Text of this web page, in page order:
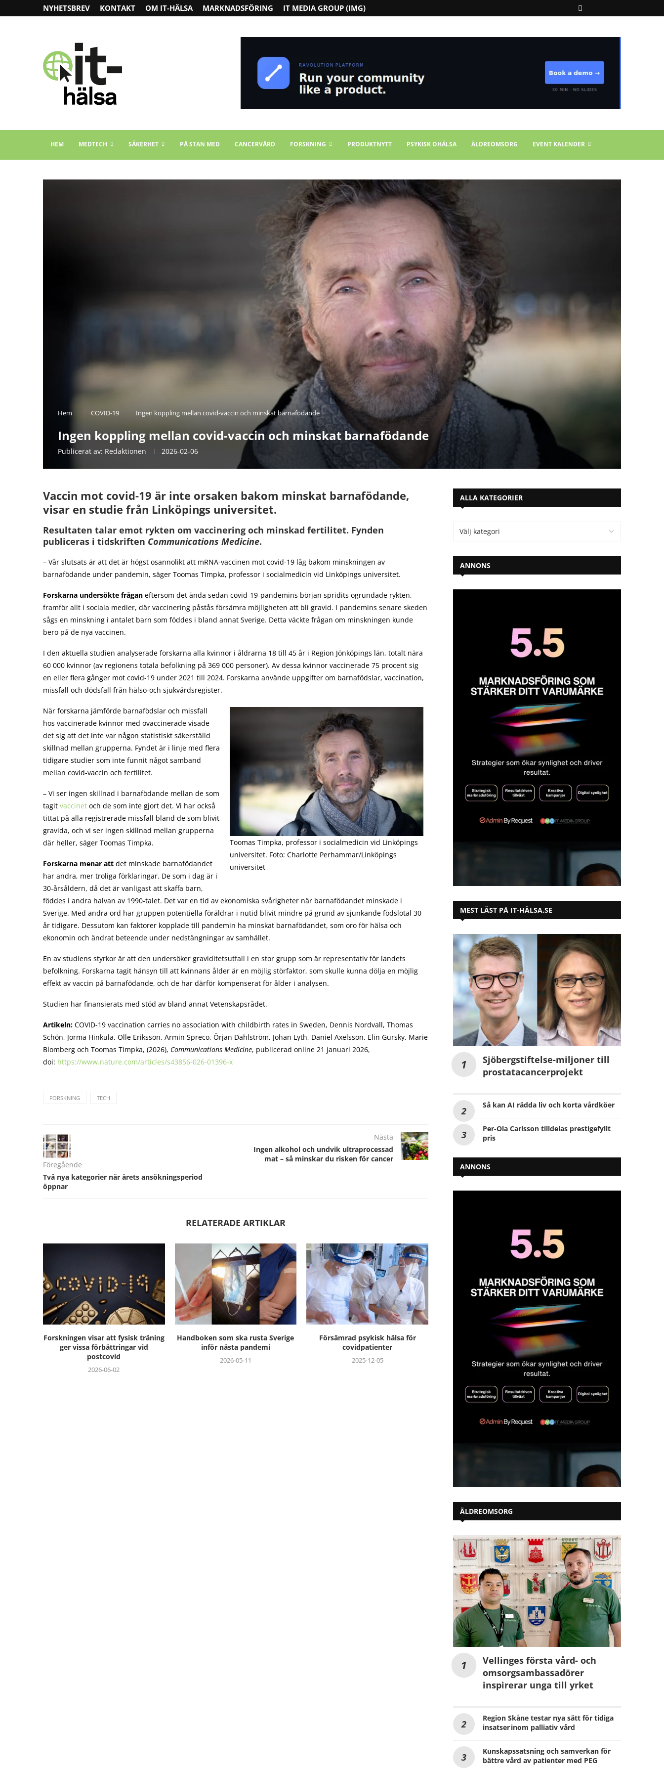
NYHETSBREV KONTAKT OM IT-HÄLSA MARKNADSFÖRING IT MEDIA GROUP (IMG)
HEM MEDTECH SÄKERHET PÅ STAN MED CANCERVÅRD FORSKNING PRODUKTNYTT PSYKISK OHÄLSA ÄLDREOMSORG EVENT KALENDER
Hem COVID-19 Ingen koppling mellan covid-vaccin och minskat barnafödande
Ingen koppling mellan covid-vaccin och minskat barnafödande
Publicerat av: Redaktionen 2026-02-06
Vaccin mot covid-19 är inte orsaken bakom minskat barnafödande,
visar en studie från Linköpings universitet.
Resultaten talar emot rykten om vaccinering och minskad fertilitet. Fynden
publiceras i tidskriften Communications Medicine.
– Vår slutsats är att det är högst osannolikt att mRNA-vaccinen mot covid-19 låg bakom minskningen av
barnafödande under pandemin, säger Toomas Timpka, professor i socialmedicin vid Linköpings universitet.
Forskarna undersökte frågan eftersom det ända sedan covid-19-pandemins början spridits ogrundade rykten,
framför allt i sociala medier, där vaccinering påstås försämra möjligheten att bli gravid. I pandemins senare skeden
sågs en minskning i antalet barn som föddes i bland annat Sverige. Detta väckte frågan om minskningen kunde
bero på de nya vaccinen.
I den aktuella studien analyserade forskarna alla kvinnor i åldrarna 18 till 45 år i Region Jönköpings län, totalt nära
60 000 kvinnor (av regionens totala befolkning på 369 000 personer). Av dessa kvinnor vaccinerade 75 procent sig
en eller flera gånger mot covid-19 under 2021 till 2024. Forskarna använde uppgifter om barnafödslar, vaccination,
missfall och dödsfall från hälso-och sjukvårdsregister.
Toomas Timpka, professor i socialmedicin vid Linköpings
universitet. Foto: Charlotte Perhammar/Linköpings
universitet
När forskarna jämförde barnafödslar och missfall
hos vaccinerade kvinnor med ovaccinerade visade
det sig att det inte var någon statistiskt säkerställd
skillnad mellan grupperna. Fyndet är i linje med flera
tidigare studier som inte funnit något samband
mellan covid-vaccin och fertilitet.
– Vi ser ingen skillnad i barnafödande mellan de som
tagit vaccinet och de som inte gjort det. Vi har också
tittat på alla registrerade missfall bland de som blivit
gravida, och vi ser ingen skillnad mellan grupperna
där heller, säger Toomas Timpka.
Forskarna menar att det minskade barnafödandet
har andra, mer troliga förklaringar. De som i dag är i
30-årsåldern, då det är vanligast att skaffa barn,
föddes i andra halvan av 1990-talet. Det var en tid av ekonomiska svårigheter när barnafödandet minskade i
Sverige. Med andra ord har gruppen potentiella föräldrar i nutid blivit mindre på grund av sjunkande födslotal 30
år tidigare. Dessutom kan faktorer kopplade till pandemin ha minskat barnafödandet, som oro för hälsa och
ekonomin och ändrat beteende under nedstängningar av samhället.
En av studiens styrkor är att den undersöker graviditetsutfall i en stor grupp som är representativ för landets
befolkning. Forskarna tagit hänsyn till att kvinnans ålder är en möjlig störfaktor, som skulle kunna dölja en möjlig
effekt av vaccin på barnafödande, och de har därför kompenserat för ålder i analysen.
Studien har finansierats med stöd av bland annat Vetenskapsrådet.
Artikeln: COVID-19 vaccination carries no association with childbirth rates in Sweden, Dennis Nordvall, Thomas
Schön, Jorma Hinkula, Olle Eriksson, Armin Spreco, Örjan Dahlström, Johan Lyth, Daniel Axelsson, Elin Gursky, Marie
Blomberg och Toomas Timpka, (2026), Communications Medicine, publicerad online 21 januari 2026,
doi: https://www.nature.com/articles/s43856-026-01396-x
FORSKNING TECH
Föregående
Två nya kategorier när årets ansökningsperiod
öppnar
Nästa
Ingen alkohol och undvik ultraprocessad
mat – så minskar du risken för cancer
RELATERADE ARTIKLAR
Forskningen visar att fysisk träning
ger vissa förbättringar vid
postcovid
2026-06-02
Handboken som ska rusta Sverige
inför nästa pandemi
2026-05-11
Försämrad psykisk hälsa för
covidpatienter
2025-12-05
ALLA KATEGORIER
ANNONS
MEST LÄST PÅ IT-HÄLSA.SE
Sjöbergstiftelse-miljoner till
prostatacancerprojekt
Så kan AI rädda liv och korta vårdköer
Per-Ola Carlsson tilldelas prestigefyllt
pris
ANNONS
ÄLDREOMSORG
Vellinges första vård- och
omsorgsambassadörer
inspirerar unga till yrket
Region Skåne testar nya sätt för tidiga
insatser inom palliativ vård
Kunskapssatsning och samverkan för
bättre vård av patienter med PEG